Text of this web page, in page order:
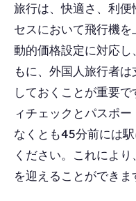
旅行は、快適さ、利
セスにおいて飛行機
動的価格設定に対応
もに、外国人旅行者
しておくことが重要
ィチェックとパスポ
なくとも45分前には
ください。これによ
を迎えることができま